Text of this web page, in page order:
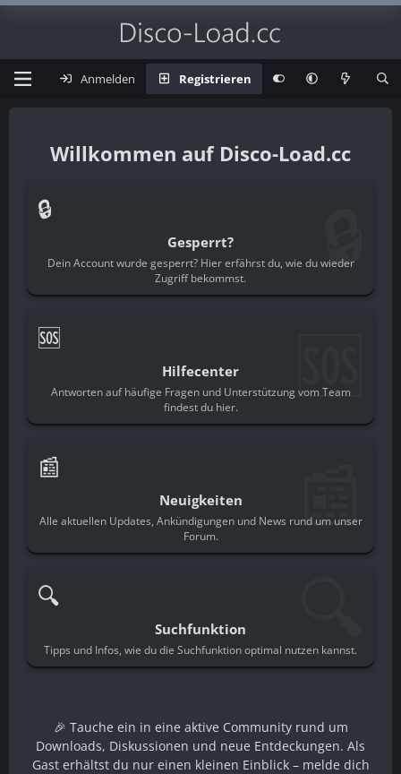
Anmelden Registrieren
Disco-Load.cc
🔒
Gesperrt?
Dein Account wurde gesperrt? Hier erfährst du, wie du wieder
Zugriff bekommst.
🔒
🆘
Hilfecenter
Antworten auf häufige Fragen und Unterstützung vom Team
findest du hier.
🆘
📰
Neuigkeiten
Alle aktuellen Updates, Ankündigungen und News rund um unser
Forum.
📰
🔍
Suchfunktion
Tipps und Infos, wie du die Suchfunktion optimal nutzen kannst.
🎉 Tauche ein in eine aktive Community rund um
Downloads, Diskussionen und neue Entdeckungen. Als
Gast erhältst du nur einen kleinen Einblick – melde dich